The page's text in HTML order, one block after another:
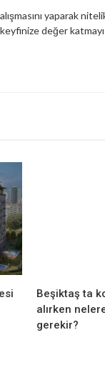
yaparak
değer
Beşiktaş ta
alırken
gerekir?